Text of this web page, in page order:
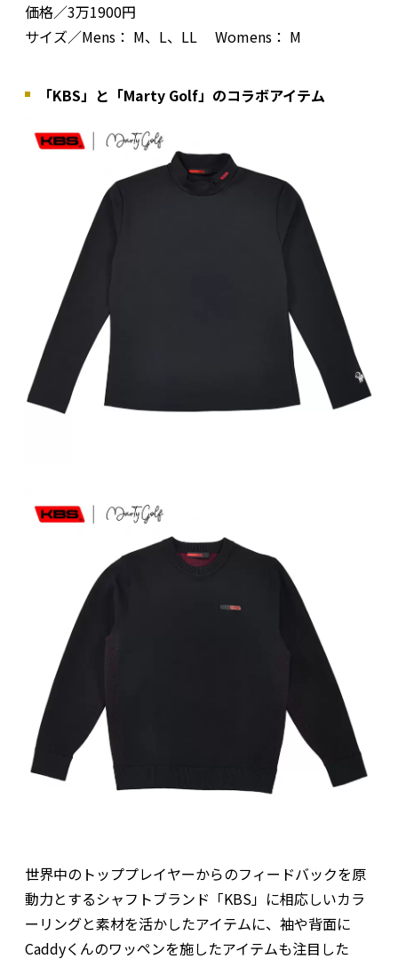
価格／3万1900円
サイズ／Mens： M、L、LL Womens： M
「KBS」と「Marty Golf」のコラボアイテム
世界中のトッププレイヤーからのフィードバックを原
動力とするシャフトブランド「KBS」に相応しいカラ
ーリングと素材を活かしたアイテムに、袖や背面に
Caddyくんのワッペンを施したアイテムも注目した